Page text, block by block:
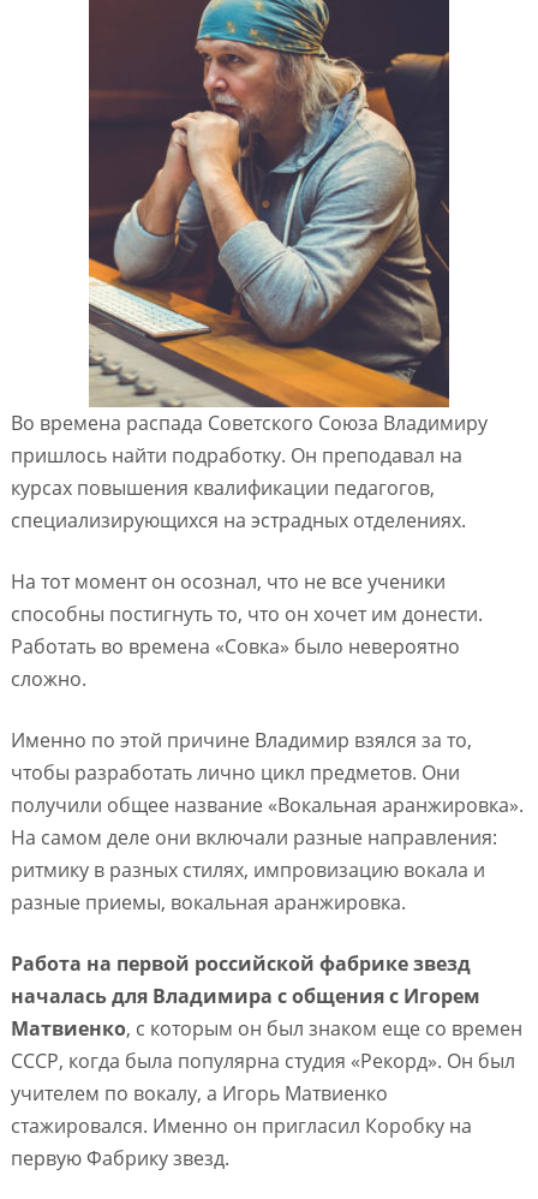
Во времена распада Советского Союза Владимиру
пришлось найти подработку. Он преподавал на
курсах повышения квалификации педагогов,
специализирующихся на эстрадных отделениях.
На тот момент он осознал, что не все ученики
способны постигнуть то, что он хочет им донести.
Работать во времена «Совка» было невероятно
сложно.
Именно по этой причине Владимир взялся за то,
чтобы разработать лично цикл предметов. Они
получили общее название «Вокальная аранжировка».
На самом деле они включали разные направления:
ритмику в разных стилях, импровизацию вокала и
разные приемы, вокальная аранжировка.
Работа на первой российской фабрике звезд
началась для Владимира с общения с Игорем
Матвиенко, с которым он был знаком еще со времен
СССР, когда была популярна студия «Рекорд». Он был
учителем по вокалу, а Игорь Матвиенко
стажировался. Именно он пригласил Коробку на
первую Фабрику звезд.